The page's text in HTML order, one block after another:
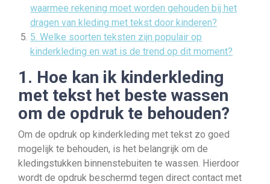
waarmee rekening moet worden gehouden bij het
dragen van kleding met tekst door kinderen?
5. Welke soorten teksten zijn populair op
kinderkleding en wat is de trend op dit moment?
1. Hoe kan ik kinderkleding
met tekst het beste wassen
om de opdruk te behouden?
Om de opdruk op kinderkleding met tekst zo goed
mogelijk te behouden, is het belangrijk om de
kledingstukken binnenstebuiten te wassen. Hierdoor
wordt de opdruk beschermd tegen direct contact met